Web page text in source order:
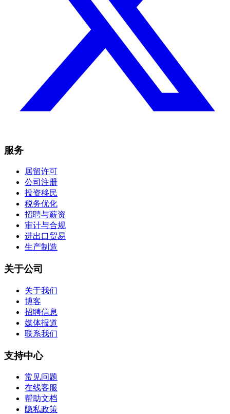
服务
居留许可
公司注册
投资移民
税务优化
招聘与薪资
审计与合规
进出口贸易
生产制造
关于公司
关于我们
博客
招聘信息
媒体报道
联系我们
支持中心
常见问题
在线客服
帮助文档
隐私政策